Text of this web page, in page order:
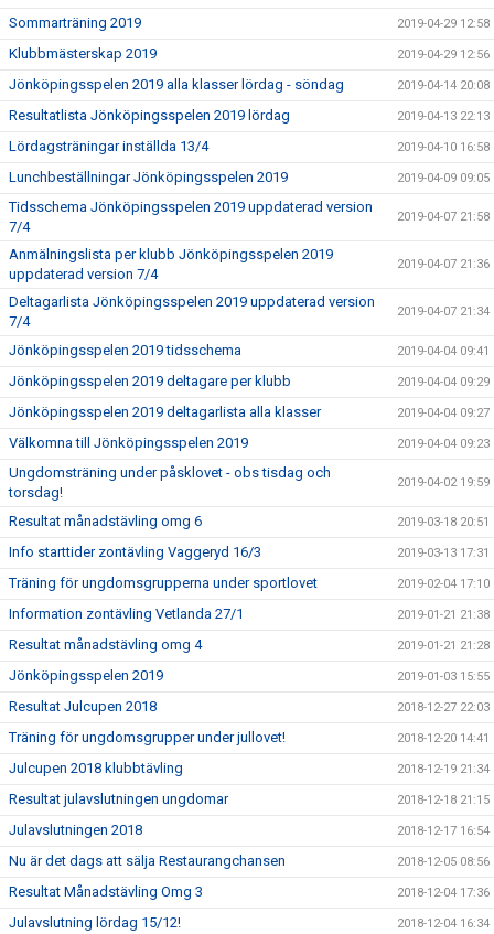
Sommarträning 2019 2019-04-29 12:58
Klubbmästerskap 2019 2019-04-29 12:56
Jönköpingsspelen 2019 alla klasser lördag - söndag 2019-04-14 20:08
Resultatlista Jönköpingsspelen 2019 lördag 2019-04-13 22:13
Lördagsträningar inställda 13/4 2019-04-10 16:58
Lunchbeställningar Jönköpingsspelen 2019 2019-04-09 09:05
Tidsschema Jönköpingsspelen 2019 uppdaterad version
7/4
2019-04-07 21:58
Anmälningslista per klubb Jönköpingsspelen 2019
uppdaterad version 7/4
2019-04-07 21:36
Deltagarlista Jönköpingsspelen 2019 uppdaterad version
7/4
2019-04-07 21:34
Jönköpingsspelen 2019 tidsschema 2019-04-04 09:41
Jönköpingsspelen 2019 deltagare per klubb 2019-04-04 09:29
Jönköpingsspelen 2019 deltagarlista alla klasser 2019-04-04 09:27
Välkomna till Jönköpingsspelen 2019 2019-04-04 09:23
Ungdomsträning under påsklovet - obs tisdag och
torsdag!
2019-04-02 19:59
Resultat månadstävling omg 6 2019-03-18 20:51
Info starttider zontävling Vaggeryd 16/3 2019-03-13 17:31
Träning för ungdomsgrupperna under sportlovet 2019-02-04 17:10
Information zontävling Vetlanda 27/1 2019-01-21 21:38
Resultat månadstävling omg 4 2019-01-21 21:28
Jönköpingsspelen 2019 2019-01-03 15:55
Resultat Julcupen 2018 2018-12-27 22:03
Träning för ungdomsgrupper under jullovet! 2018-12-20 14:41
Julcupen 2018 klubbtävling 2018-12-19 21:34
Resultat julavslutningen ungdomar 2018-12-18 21:15
Julavslutningen 2018 2018-12-17 16:54
Nu är det dags att sälja Restaurangchansen 2018-12-05 08:56
Resultat Månadstävling Omg 3 2018-12-04 17:36
Julavslutning lördag 15/12! 2018-12-04 16:34